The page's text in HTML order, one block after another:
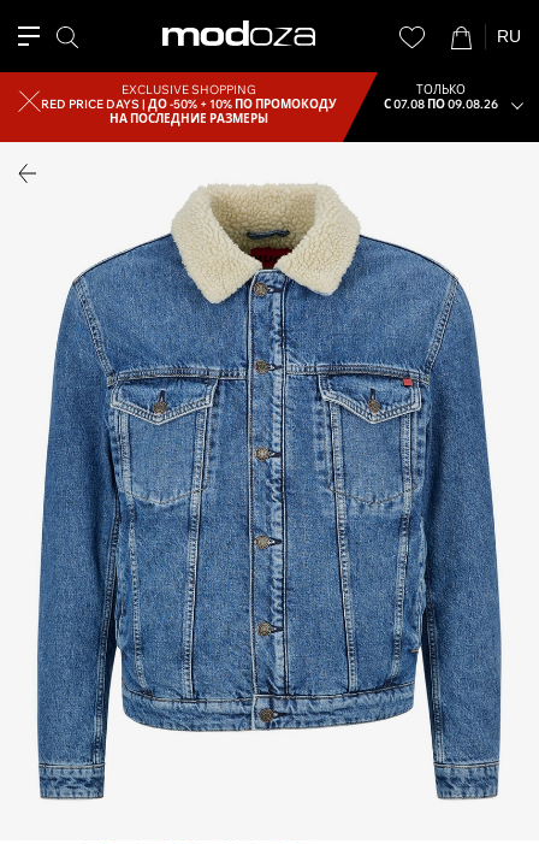
RU
EXCLUSIVE SHOPPING
RED PRICE DAYS |ДО -50% + 10% ПО ПРОМОКОДУ
НА ПОСЛЕДНИЕ РАЗМЕРЫ
ТОЛЬКО
С 07.08 ПО 09.08.26